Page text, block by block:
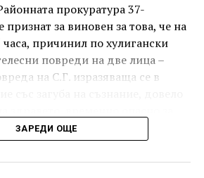
прокуратура 37-
за виновен за това, че на
причинил по хулигански
повреди на две лица –
на С.Г. изразяваща се в
повреда на Х.С., която бе с
пръст на дясната ръка,
на здравето, неопасно за
ЗАРЕДИ ОЩЕ